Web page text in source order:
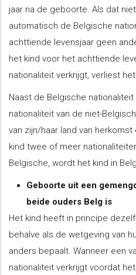
jaar na de geboorte. Als dat
automatisch de Belgische
achttiende levensjaar geen
het kind voor het achttiende
nationaliteit verkrijgt, verliest
Naast de Belgische
nationaliteit van de niet-
van zijn/haar land van
kind twee of meer
Belgische, wordt het kind in
Geboorte uit een
beide ouders Belg is
Het kind heeft in principe
behalve als de wetgeving van
anders bepaalt. Wanneer een
nationaliteit verkrijgt voordat